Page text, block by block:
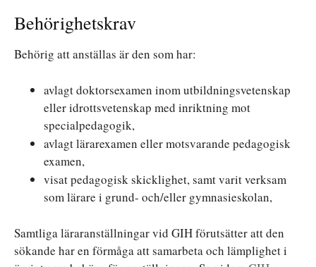
Behörighetskrav
Behörig att anställas är den som har:
avlagt doktorsexamen inom utbildningsvetenskap
eller idrottsvetenskap med inriktning mot
specialpedagogik,
avlagt lärarexamen eller motsvarande pedagogisk
examen,
visat pedagogisk skicklighet, samt varit verksam
som lärare i grund- och/eller gymnasieskolan,
Samtliga läraranställningar vid GIH förutsätter att den
sökande har en förmåga att samarbeta och lämplighet i